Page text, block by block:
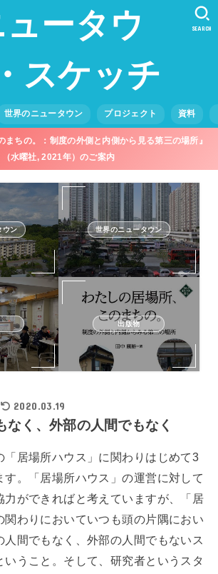
ュータウ
スケッチ
世界のニュータウン プロジェクト 資料
SEARCH
まちの。：制度の外側と内側から見る第三の場所』
（水曜社, 2021年）のご案内
ウン 世界のニュータウン
出版物
2020.03.19
なく、外部の人間でもなく
「居場所ハウス」に関わりはじめて3
す。「居場所ハウス」の運営に対して
力ができればと考えていますが、「居
関わりにおいていつも頭の片隅におい
人間でもなく、外部の人間でもないス
いうこと。そして、研究者というスタ